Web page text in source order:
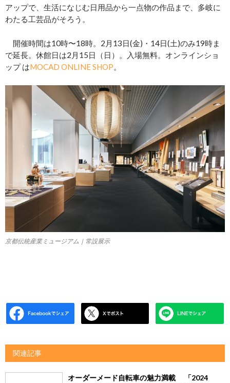
アップで、生活になじむ日用品から一点物の作品まで、多岐に
わたる工芸品がそろう。
開催時間は10時〜18時。2月13日(金)・14日(土)のみ19時ま
で延長。休館日は2月15日（日）。入場無料。オンラインショ
ップ はMOCAD ONLINE SHOP。
京都伝統産業ミュージアム｜常設展示
関連記事
オーダーメード自転車の魅力満載 「2024